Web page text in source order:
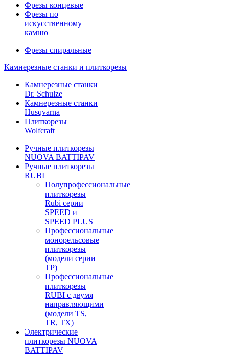
Фрезы концевые
Фрезы по
искусственному
камню
Фрезы спиральные
Камнерезные станки и плиткорезы
Камнерезные станки
Dr. Schulze
Камнерезные станки
Husqvarna
Плиткорезы
Wolfcraft
Ручные плиткорезы
NUOVA BATTIPAV
Ручные плиткорезы
RUBI
Полупрофессиональные
плиткорезы
Rubi серии
SPEED и
SPEED PLUS
Профессиональные
монорельсовые
плиткорезы
(модели серии
TP)
Профессиональные
плиткорезы
RUBI с двумя
направляющими
(модели TS,
TR, TX)
Электрические
плиткорезы NUOVA
BATTIPAV